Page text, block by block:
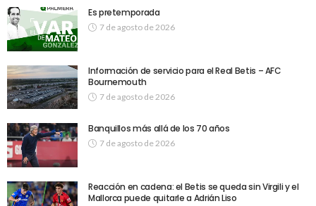
Es pretemporada
7 de agosto de 2026
Información de servicio para el Real Betis – AFC
Bournemouth
7 de agosto de 2026
Banquillos más allá de los 70 años
7 de agosto de 2026
Reacción en cadena: el Betis se queda sin Virgili y el
Mallorca puede quitarle a Adrián Liso